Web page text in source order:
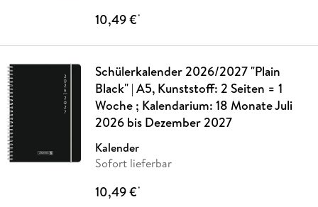
10,49 €*
Schülerkalender 2026/2027 "Plain
Black" | A5, Kunststoff: 2 Seiten = 1
Woche ; Kalendarium: 18 Monate Juli
2026 bis Dezember 2027
Kalender
Sofort lieferbar
10,49 €*